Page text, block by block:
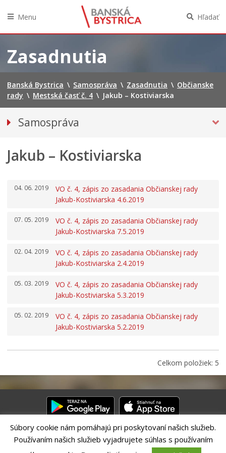
obsah
Menu Hľadať
Zasadnutia
Banská Bystrica \ Samospráva \ Zasadnutia \ Občianske
rady \ Mestská časť č. 4 \ Jakub – Kostiviarska
Samospráva
Referendum 2026
Hlavný kontrolór mesta
Mestské zastupiteľstvo
Mestská rada
Komisie, výbory a rady
Zasadnutia
Iniciatíva pre Otvorené vládnutie (OGP)
Verejné obstrávania
Úradná tabuľa
Dotácie
Dokumenty mesta
Organizácie zriadené a založené mestom
Regionálny rozvoj
Udržateľný mestský rozvoj
Územné plánovanie
Tlačové správy
Jakub – Kostiviarska
04. 06. 2019
VO č. 4, zápis zo zasadania Občianskej rady
Jakub-Kostiviarska 4.6.2019
07. 05. 2019
VO č. 4, zápis zo zasadania Občianskej rady
Jakub-Kostiviarska 7.5.2019
02. 04. 2019
VO č. 4, zápis zo zasadania Občianskej rady
Jakub-Kostiviarska 2.4.2019
05. 03. 2019
VO č. 4, zápis zo zasadania Občianskej rady
Jakub-Kostiviarska 5.3.2019
05. 02. 2019
VO č. 4, zápis zo zasadania Občianskej rady
Jakub-Kostiviarska 5.2.2019
Celkom položiek: 5
Riešenie CITIO 2.0| Technický prevádzkovateľ – MVI Technology sk,
Súbory cookie nám pomáhajú pri poskytovaní našich služieb.
Používaním našich služieb vyjadrujete súhlas s používaním